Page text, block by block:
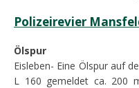
Polizeirevier
Ölspur
Eisleben- Eine Ölspur auf
L 160 gemeldet ca. 200